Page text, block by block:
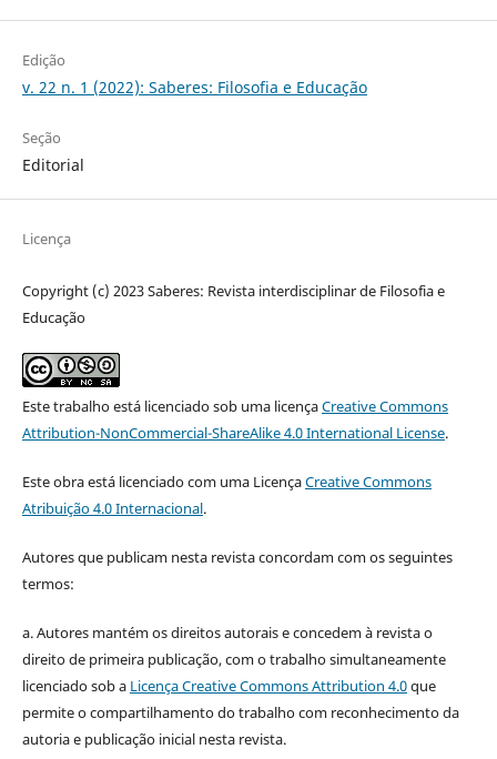
Edição
v. 22 n. 1 (2022): Saberes: Filosofia e Educação
Seção
Editorial
Licença
Copyright (c) 2023 Saberes: Revista interdisciplinar de Filosofia e
Educação
Este trabalho está licenciado sob uma licençaCreative Commons
Attribution-NonCommercial-ShareAlike 4.0 International License.
Este obra está licenciado com uma LicençaCreative Commons
Atribuição 4.0 Internacional.
Autores que publicam nesta revista concordam com os seguintes
termos:
a. Autores mantém os direitos autorais e concedem à revista o
direito de primeira publicação, com o trabalho simultaneamente
licenciado sob a Licença Creative Commons Attribution 4.0que
permite o compartilhamento do trabalho com reconhecimento da
autoria e publicação inicial nesta revista.